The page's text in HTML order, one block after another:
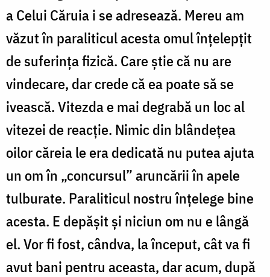
a Celui Căruia i se adresează. Mereu am
văzut în paraliticul acesta omul înțelepțit
de suferința fizică. Care știe că nu are
vindecare, dar crede că ea poate să se
ivească. Vitezda e mai degrabă un loc al
vitezei de reacție. Nimic din blândețea
oilor căreia le era dedicată nu putea ajuta
un om în „concursul” aruncării în apele
tulburate. Paraliticul nostru înțelege bine
acesta. E depășit și niciun om nu e lângă
el. Vor fi fost, cândva, la început, cât va fi
avut bani pentru aceasta, dar acum, după